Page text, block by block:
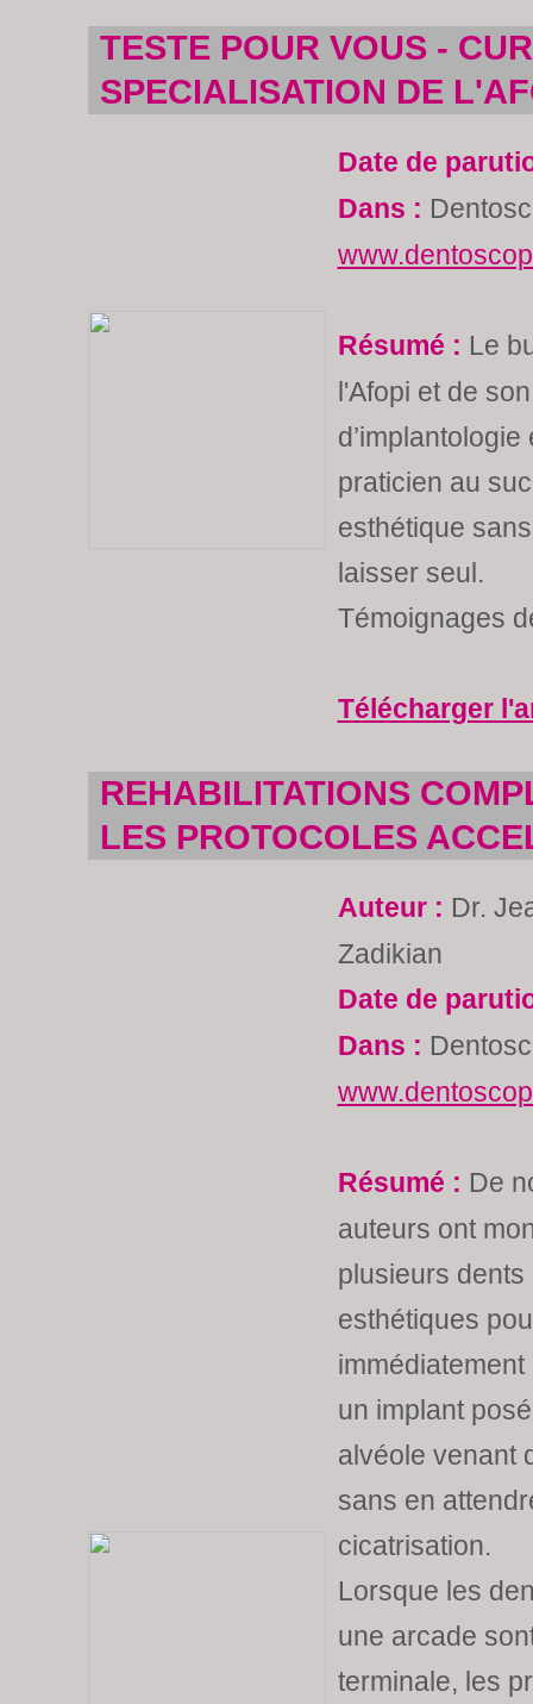
TESTE POUR VOUS -
SPECIALISATION DE
Date de
Dans :
Résumé : Le
l'Afopi et de
praticien au
esthétique
laisser seul.
Témoignages
Télécharger
REHABILITATIONS
LES PROTOCOLES
Auteur : Dr.
Zadikian
Date de
Dans :
Résumé : De
auteurs ont
plusieurs
esthétiques
un implant
alvéole venant
sans en
cicatrisation.
Lorsque les
une arcade
terminale, les